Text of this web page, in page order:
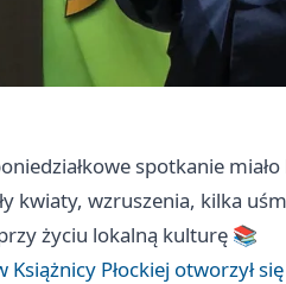
spotkanie
kwiaty, wzruszenia, kilka
życiu lokalną kulturę 📚
Płockiej otworzył